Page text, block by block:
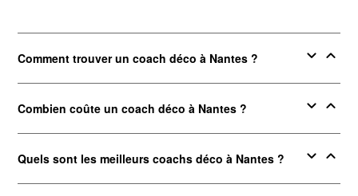
Comment trouver un coach déco à Nantes ? expand_more expand_less
Combien coûte un coach déco à Nantes ? expand_more expand_less
Quels sont les meilleurs coachs déco à Nantes ? expand_more expand_less